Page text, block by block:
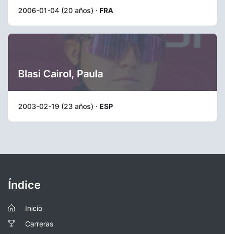
2006-01-04 (20 años) · FRA
Blasi Cairol, Paula
2003-02-19 (23 años) · ESP
Índice
Inicio
Carreras